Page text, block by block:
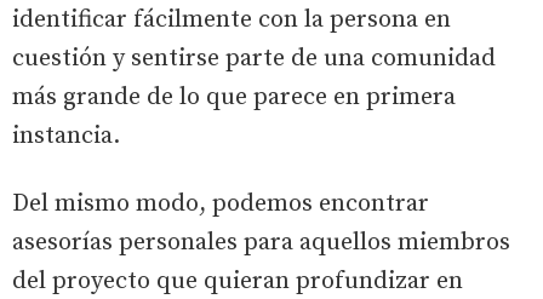
identificar fácilmente con la persona en
cuestión y sentirse parte de una comunidad
más grande de lo que parece en primera
instancia.
Del mismo modo, podemos encontrar
asesorías personales para aquellos miembros
del proyecto que quieran profundizar en